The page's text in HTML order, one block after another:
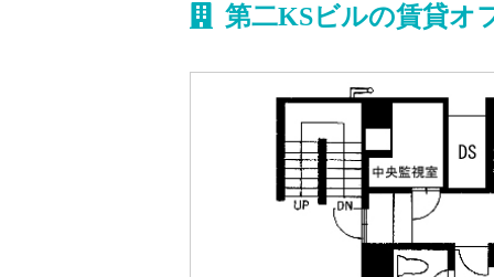
第二KSビルの賃貸オ